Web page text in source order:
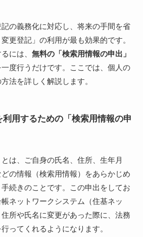
の義務化に対応し、将来の手間を省
更登記」の利用が最も効果的です。
には、 無料の「検索用情報の申出」
度行うだけです。ここでは、個人の
法を詳しく解説します。
利用するための「検索用情報の申
とは、ご自身の氏名、住所、生年月
の情報（検索用情報）をあらかじめ
続きのことです。この申出をしてお
ネットワークシステム（住基ネッ
所や氏名に変更があった際に、法務
ってくれるようになります。